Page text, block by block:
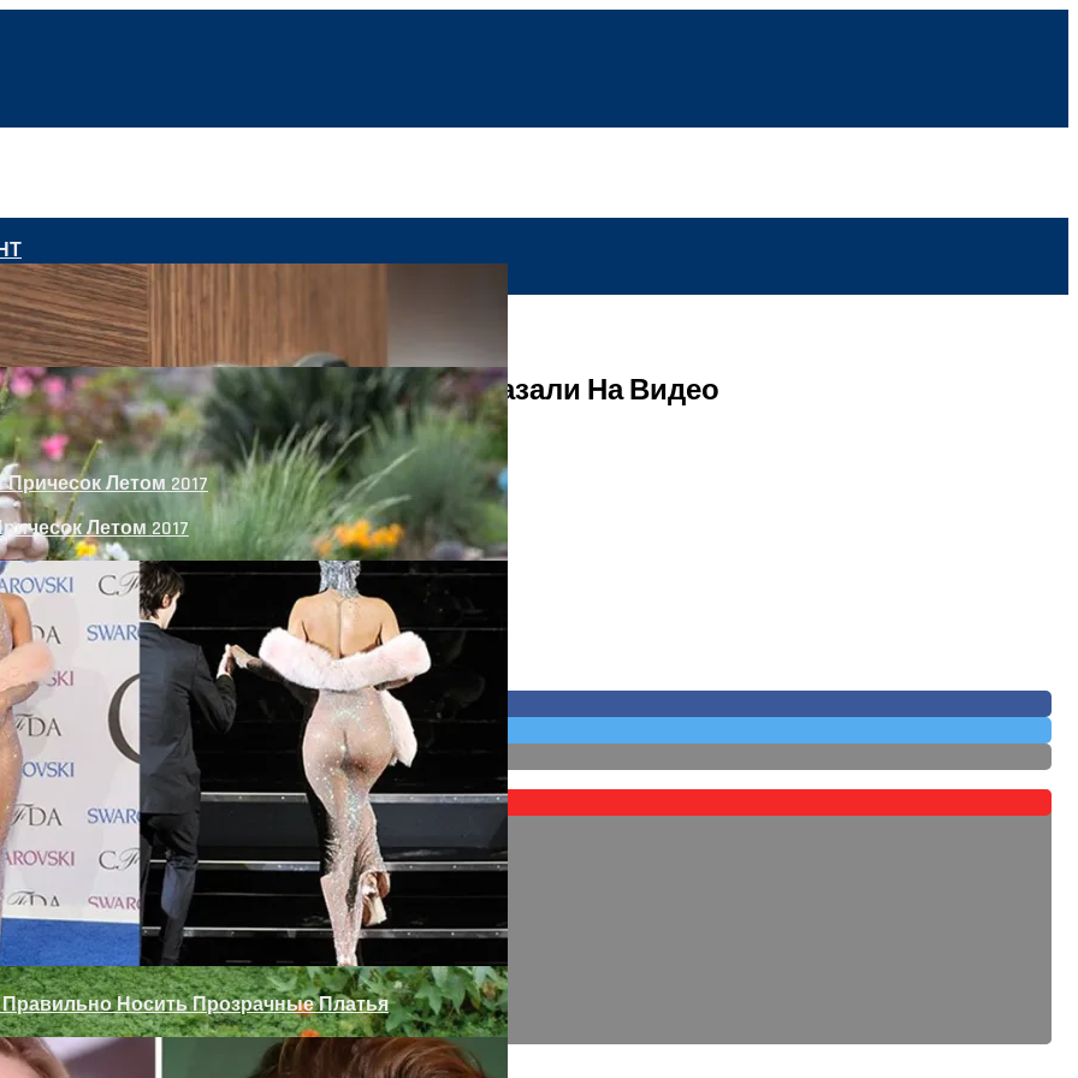
Дверей
Летом 2017
Носить Прозрачные Платья
Samsung Galaxy S8 Active Показали На Видео